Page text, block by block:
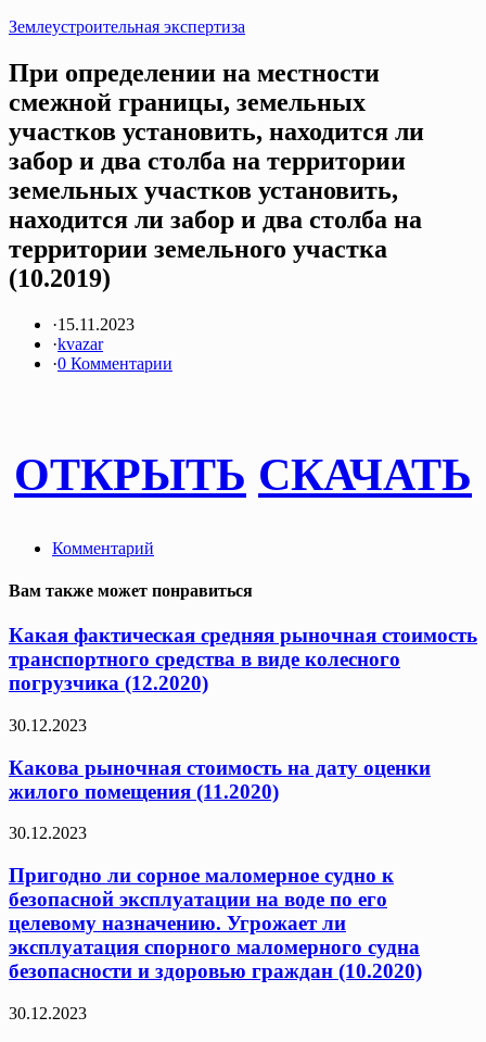
Землеустроительная экспертиза
При определении на местности
смежной границы, земельных
участков установить, находится ли
забор и два столба на территории
земельных участков установить,
находится ли забор и два столба на
территории земельного участка
(10.2019)
·15.11.2023
·kvazar
·0 Комментарии
ОТКРЫТЬ СКАЧАТЬ
Комментарий
Вам также может понравиться
Какая фактическая средняя рыночная стоимость
транспортного средства в виде колесного
погрузчика (12.2020)
30.12.2023
Какова рыночная стоимость на дату оценки
жилого помещения (11.2020)
30.12.2023
Пригодно ли сорное маломерное судно к
безопасной эксплуатации на воде по его
целевому назначению. Угрожает ли
эксплуатация спорного маломерного судна
безопасности и здоровью граждан (10.2020)
30.12.2023